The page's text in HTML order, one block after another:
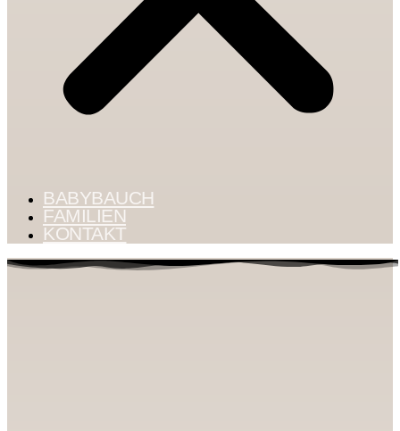
BABYBAUCH
FAMILIEN
KONTAKT